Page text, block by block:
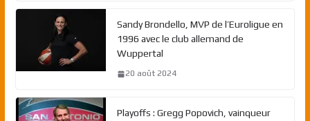
Sandy Brondello, MVP de l’Euroligue en
1996 avec le club allemand de
Wuppertal
20 août 2024
Playoffs : Gregg Popovich, vainqueur